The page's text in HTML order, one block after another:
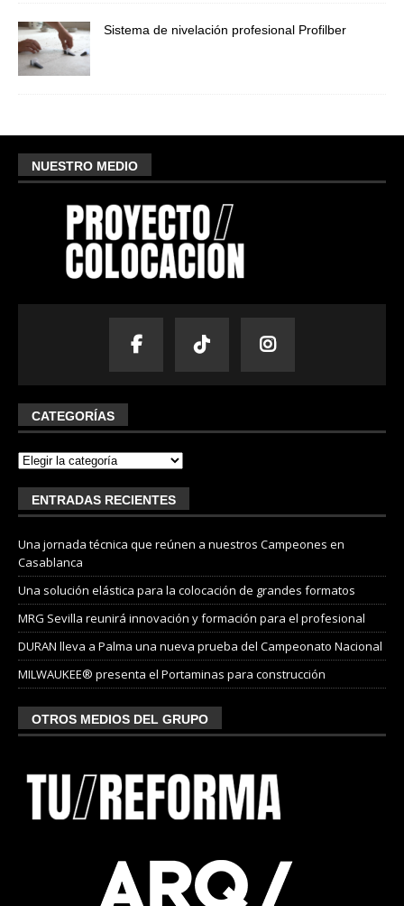
Sistema de nivelación profesional Profilber
NUESTRO MEDIO
CATEGORÍAS
ENTRADAS RECIENTES
Una jornada técnica que reúnen a nuestros Campeones en
Casablanca
Una solución elástica para la colocación de grandes formatos
MRG Sevilla reunirá innovación y formación para el profesional
DURAN lleva a Palma una nueva prueba del Campeonato Nacional
MILWAUKEE® presenta el Portaminas para construcción
OTROS MEDIOS DEL GRUPO